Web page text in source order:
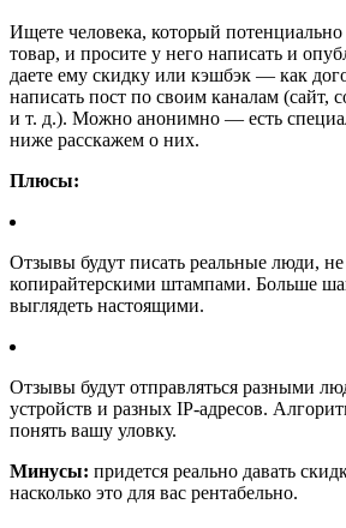
Ищете человека, который
товар, и просите у него написать и
даете ему скидку или кэшбэк — как
написать пост по своим каналам (сайт,
и т. д.). Можно анонимно — есть
ниже расскажем о них.
Плюсы:
Отзывы будут писать реальные люди,
копирайтерскими штампами. Больше
выглядеть настоящими.
Отзывы будут отправляться разными
устройств и разных IP-адресов.
понять вашу уловку.
Минусы: придется реально давать
насколько это для вас рентабельно.